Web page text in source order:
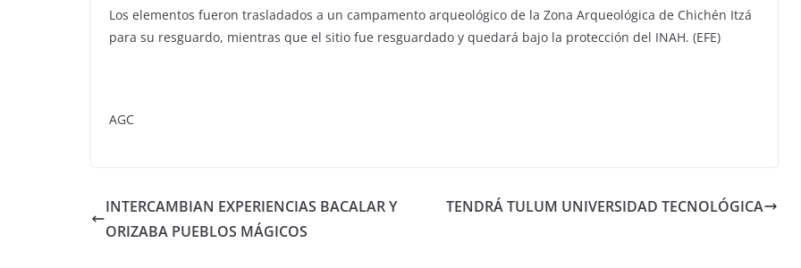
Los elementos fueron trasladados a un campamento arqueológico de la Zona Arqueológica de Chichén Itzá
para su resguardo, mientras que el sitio fue resguardado y quedará bajo la protección del INAH. (EFE)
AGC
INTERCAMBIAN EXPERIENCIAS BACALAR Y
ORIZABA PUEBLOS MÁGICOS
TENDRÁ TULUM UNIVERSIDAD TECNOLÓGICA